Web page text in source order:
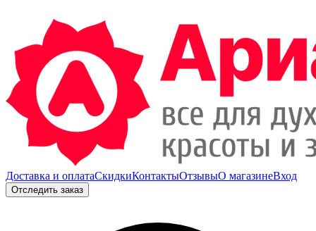
Доставка и оплатаСкидкиКонтактыОтзывыО магазинеВход
Отследить заказ